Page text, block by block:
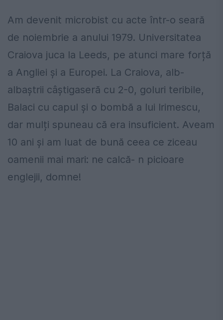
Am devenit microbist cu acte într-o seară
de noiembrie a anului 1979. Universitatea
Craiova juca la Leeds, pe atunci mare forță
a Angliei și a Europei. La Craiova, alb-
albaștrii câștigaseră cu 2-0, goluri teribile,
Balaci cu capul și o bombă a lui Irimescu,
dar mulți spuneau că era insuficient. Aveam
10 ani și am luat de bună ceea ce ziceau
oamenii mai mari: ne calcă- n picioare
englejii, domne!